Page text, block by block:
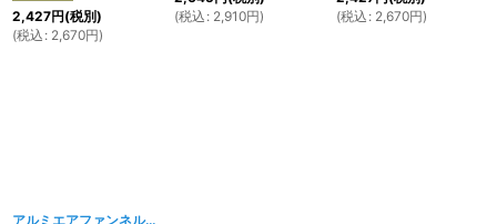
2,427円(税別)
(税込 : 2,670円)
(税込 : 2,910円)
(税込 : 2,670円)
アルミエアファンネル 調整式